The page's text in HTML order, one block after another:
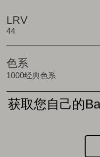
LRV
44
色系
1000经典色系
获取您自己的